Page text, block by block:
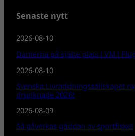
Senaste nytt
2026-08-10
Damerna på sjätte plats i VM i
2026-08-10
Svenska Livräddningssällskapet
drunknade 2026!
2026-08-09
Så påverkas gäddan av sportfiske!